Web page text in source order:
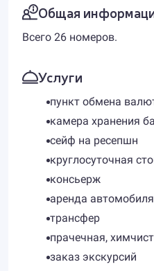
Общая
Всего 26 номеров.
Услуги
пункт обмена
камера хранения
сейф на ресепшн
круглосуточная
консьерж
аренда автомобиля
трансфер
прачечная,
заказ экскурсий